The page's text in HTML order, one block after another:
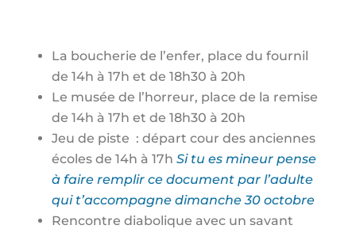
La boucherie de l’enfer, place du fournil
de 14h à 17h et de 18h30 à 20h
Le musée de l’horreur, place de la remise
de 14h à 17h et de 18h30 à 20h
Jeu de piste : départ cour des anciennes
écoles de 14h à 17h Si tu es mineur pense
à faire remplir ce document par l’adulte
qui t’accompagne dimanche 30 octobre
Rencontre diabolique avec un savant